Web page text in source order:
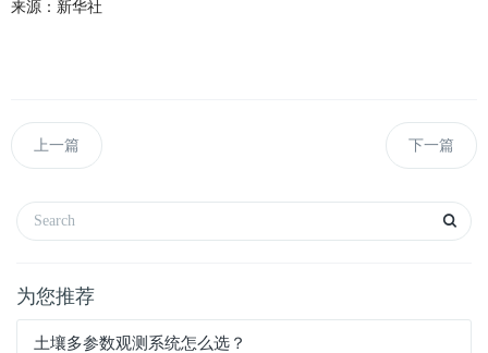
来源：新华社
上一篇 下一篇
为您推荐
土壤多参数观测系统怎么选？